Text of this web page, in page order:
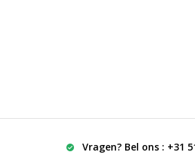
Vragen? Bel ons : +31